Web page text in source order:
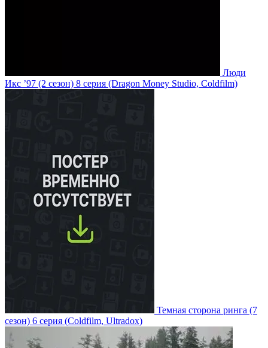
Люди
Икс ’97 (2 сезон) 8 серия (Dragon Money Studio, Coldfilm)
Темная сторона ринга (7
сезон) 6 серия (Coldfilm, Ultradox)